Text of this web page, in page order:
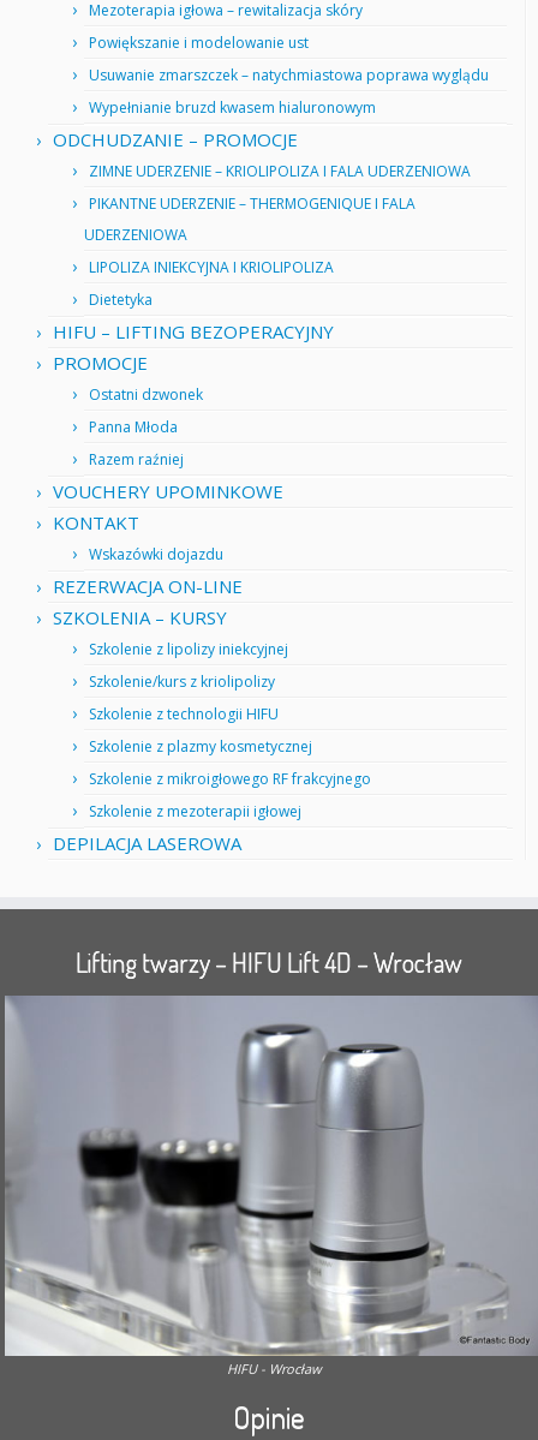
Mezoterapia igłowa – rewitalizacja skóry
Powiększanie i modelowanie ust
Usuwanie zmarszczek – natychmiastowa poprawa wyglądu
Wypełnianie bruzd kwasem hialuronowym
ODCHUDZANIE – PROMOCJE
ZIMNE UDERZENIE – KRIOLIPOLIZA I FALA UDERZENIOWA
PIKANTNE UDERZENIE – THERMOGENIQUE I FALA
UDERZENIOWA
LIPOLIZA INIEKCYJNA I KRIOLIPOLIZA
Dietetyka
HIFU – LIFTING BEZOPERACYJNY
PROMOCJE
Ostatni dzwonek
Panna Młoda
Razem raźniej
VOUCHERY UPOMINKOWE
KONTAKT
Wskazówki dojazdu
REZERWACJA ON-LINE
SZKOLENIA – KURSY
Szkolenie z lipolizy iniekcyjnej
Szkolenie/kurs z kriolipolizy
Szkolenie z technologii HIFU
Szkolenie z plazmy kosmetycznej
Szkolenie z mikroigłowego RF frakcyjnego
Szkolenie z mezoterapii igłowej
DEPILACJA LASEROWA
Lifting twarzy – HIFU Lift 4D – Wrocław
HIFU - Wrocław
Opinie